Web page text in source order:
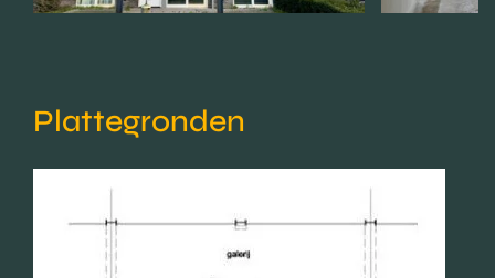
Plattegronden